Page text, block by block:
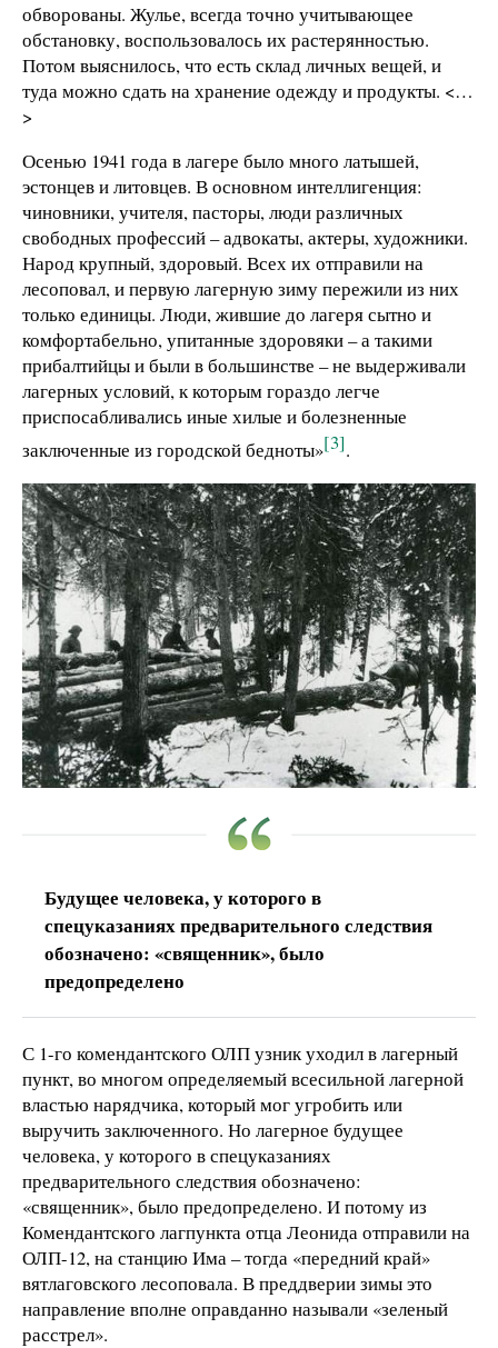
обворованы. Жулье, всегда точно учитывающее
обстановку, воспользовалось их растерянностью.
Потом выяснилось, что есть склад личных вещей, и
туда можно сдать на хранение одежду и продукты. <…
>
Осенью 1941 года в лагере было много латышей,
эстонцев и литовцев. В основном интеллигенция:
чиновники, учителя, пасторы, люди различных
свободных профессий – адвокаты, актеры, художники.
Народ крупный, здоровый. Всех их отправили на
лесоповал, и первую лагерную зиму пережили из них
только единицы. Люди, жившие до лагеря сытно и
комфортабельно, упитанные здоровяки – а такими
прибалтийцы и были в большинстве – не выдерживали
лагерных условий, к которым гораздо легче
приспосабливались иные хилые и болезненные
заключенные из городской бедноты»[3].
Будущее человека, у которого в
спецуказаниях предварительного следствия
обозначено: «священник», было
предопределено
С 1-го комендантского ОЛП узник уходил в лагерный
пункт, во многом определяемый всесильной лагерной
властью нарядчика, который мог угробить или
выручить заключенного. Но лагерное будущее
человека, у которого в спецуказаниях
предварительного следствия обозначено:
«священник», было предопределено. И потому из
Комендантского лагпункта отца Леонида отправили на
ОЛП-12, на станцию Има – тогда «передний край»
вятлаговского лесоповала. В преддверии зимы это
направление вполне оправданно называли «зеленый
расстрел».